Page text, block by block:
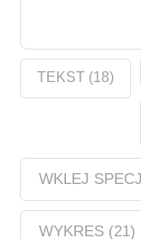
TEKST (18)
WKLEJ
WYKRES(21)